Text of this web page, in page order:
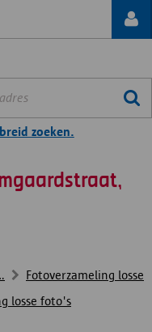
zoeken.
Fotoverzameling losse
losse foto's